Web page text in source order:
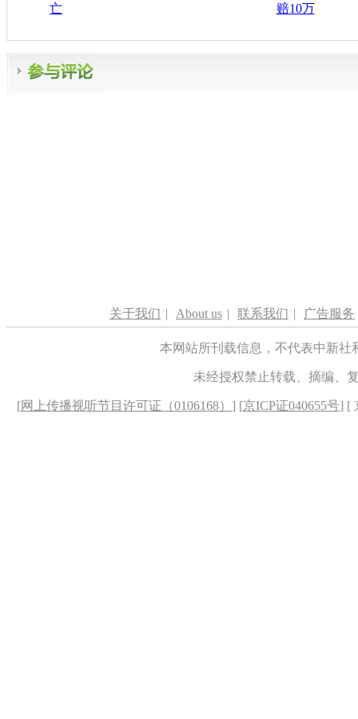
亡
赔10万
关于我们 | About us | 联系我们 | 广告服务
本网站所刊载信息，不代表中新
未经授权禁止转载、摘编、
[网上传播视听节目许可证（0106168） ] [京ICP证040655号] [